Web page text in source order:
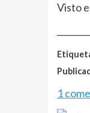
Visto
1